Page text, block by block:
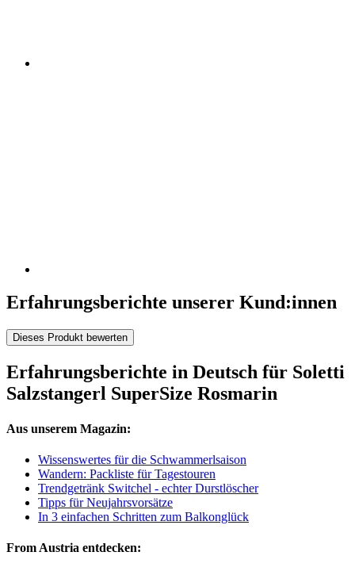
Erfahrungsberichte unserer Kund:innen
Dieses Produkt bewerten
Erfahrungsberichte in Deutsch für Soletti
Salzstangerl SuperSize Rosmarin
Aus unserem Magazin:
Wissenswertes für die Schwammerlsaison
Wandern: Packliste für Tagestouren
Trendgetränk Switchel - echter Durstlöscher
Tipps für Neujahrsvorsätze
In 3 einfachen Schritten zum Balkonglück
From Austria entdecken: